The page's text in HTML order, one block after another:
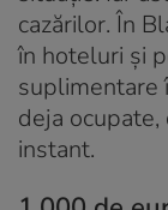
cazărilor. În
în hoteluri și
suplimentare
deja
instant.